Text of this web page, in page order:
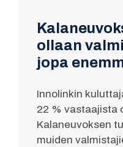
ollaan
jopa
Innolinkin
22 % vastaajista
Kalaneuvoksen
muiden